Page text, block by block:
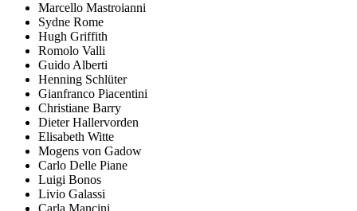
Marcello Mastroianni
Sydne Rome
Hugh Griffith
Romolo Valli
Guido Alberti
Henning Schlüter
Gianfranco Piacentini
Christiane Barry
Dieter Hallervorden
Elisabeth Witte
Mogens von Gadow
Carlo Delle Piane
Luigi Bonos
Livio Galassi
Carla Mancini